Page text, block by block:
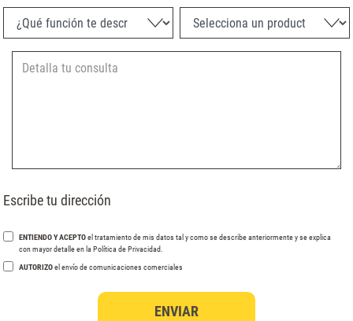
¿Qué función te describe mejor? Selecciona un producto
Escribe tu dirección
ENTIENDO Y ACEPTOel tratamiento de mis datos tal y como se describe anteriormente y se explica
con mayor detalle en la Política de Privacidad.
AUTORIZOel envío de comunicaciones comerciales